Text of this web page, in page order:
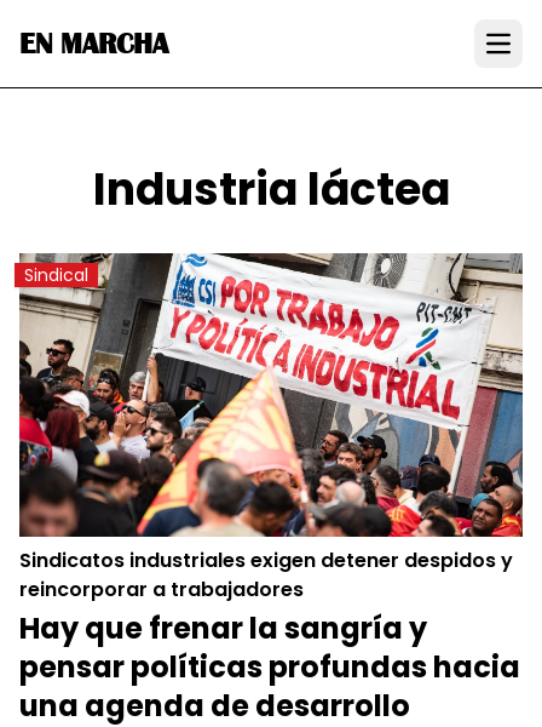
EN MARCHA
Industria láctea
Sindical
Sindicatos industriales exigen detener despidos y
reincorporar a trabajadores
Hay que frenar la sangría y
pensar políticas profundas hacia
una agenda de desarrollo